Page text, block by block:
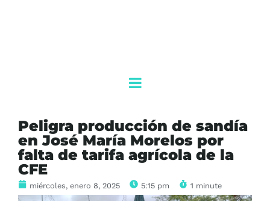
Peligra producción de sandía
en José María Morelos por
falta de tarifa agrícola de la
CFE
miércoles, enero 8, 2025 5:15 pm 1 minute